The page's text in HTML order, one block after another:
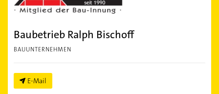
Baubetrieb Ralph Bischoff
BAUUNTERNEHMEN
E-Mail